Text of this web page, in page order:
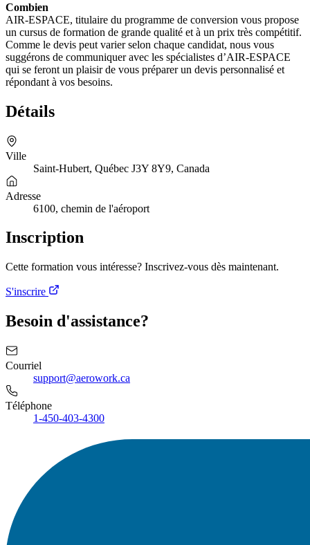
Combien
AIR-ESPACE, titulaire du programme de conversion vous propose
un cursus de formation de grande qualité et à un prix très compétitif.
Comme le devis peut varier selon chaque candidat, nous vous
suggérons de communiquer avec les spécialistes d’AIR-ESPACE
qui se feront un plaisir de vous préparer un devis personnalisé et
répondant à vos besoins.
Détails
Ville
Saint-Hubert, Québec J3Y 8Y9, Canada
Adresse
6100, chemin de l'aéroport
Inscription
Cette formation vous intéresse? Inscrivez-vous dès maintenant.
S'inscrire
Besoin d'assistance?
Courriel
support@aerowork.ca
Téléphone
1-450-403-4300